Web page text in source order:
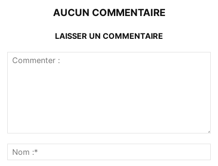
AUCUN COMMENTAIRE
LAISSER UN COMMENTAIRE